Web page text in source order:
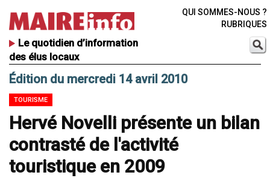
Le quotidien d’information
des élus locaux
QUI SOMMES-NOUS ?
RUBRIQUES
Édition du mercredi 14 avril 2010
TOURISME
Hervé Novelli présente un bilan
contrasté de l'activité
touristique en 2009